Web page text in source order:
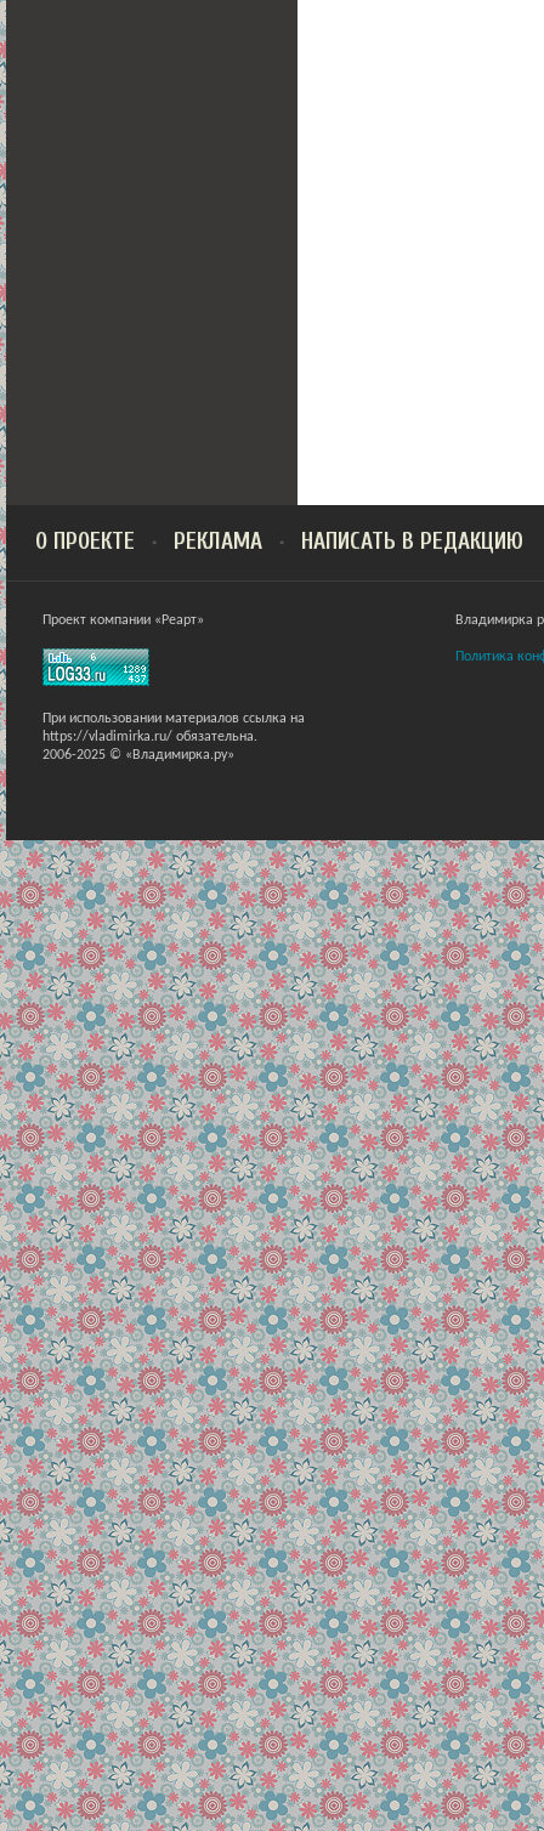
О ПРОЕКТЕ РЕКЛАМА НАПИСАТЬ В РЕДАКЦИЮ
Проект компании «Реарт»
При использовании материалов ссылка на
https://vladimirka.ru/ обязательна.
2006-2025 © «Владимирка.ру»
Владимирка
Политика